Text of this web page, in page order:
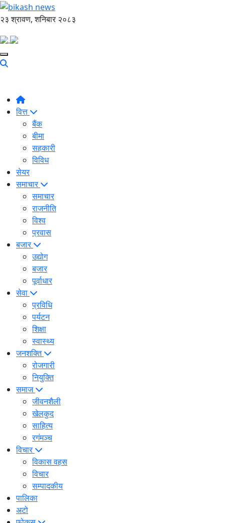
२३ श्रावण, शनिबार २०८३
वित्त
बैंक
बीमा
सहकारी
विविध
सेयर
समाचार
समाचार
राजनीति
विश्व
प्रवास
बजार
उद्योग
बजार
पूर्वाधार
सेवा
प्रविधि
पर्यटन
शिक्षा
स्वास्थ्य
जनशक्ति
रोजगारी
नियुक्ति
समाज
जीवनशैली
खेलकुद
साहित्य
रगंमञ्च
विचार
विकास वहस
विचार
सम्पादकीय
पालिका
अटो